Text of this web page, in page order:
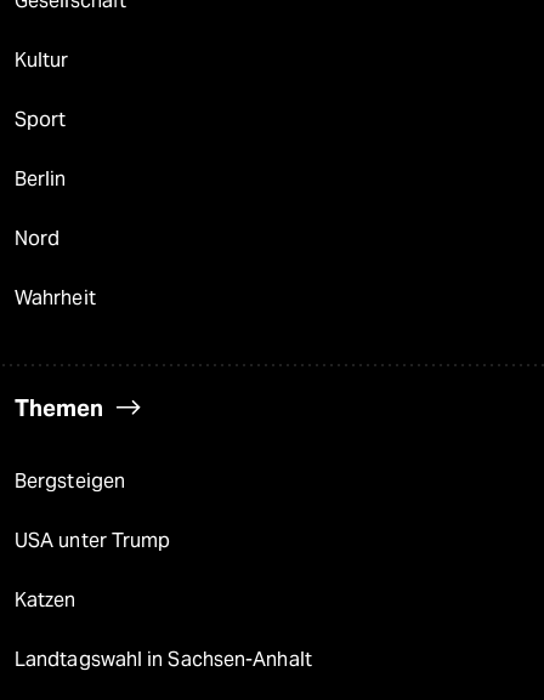
Kultur
Sport
Berlin
Nord
Wahrheit
Themen
Bergsteigen
USA unter Trump
Katzen
Landtagswahl in Sachsen-Anhalt